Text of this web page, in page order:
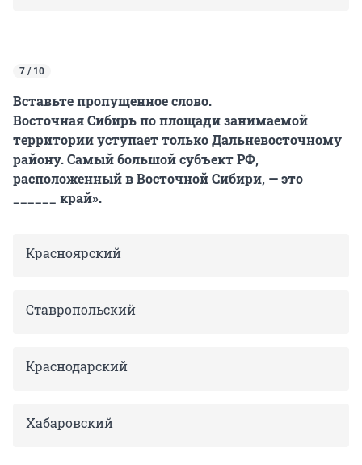
7 / 10
Вставьте пропущенное слово.
Восточная Сибирь по площади занимаемой
территории уступает только Дальневосточному
району. Самый большой субъект РФ,
расположенный в Восточной Сибири, — это
______ край».
Красноярский
Ставропольский
Краснодарский
Хабаровский